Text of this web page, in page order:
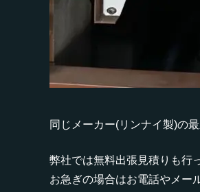
同じメーカー(リンナイ製)の
弊社では無料出張見積りも行
お急ぎの場合はお電話やメー